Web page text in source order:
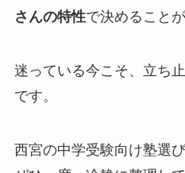
さんの特性で決めること
迷っている今こそ、立ち
です。
西宮の中学受験向け塾選